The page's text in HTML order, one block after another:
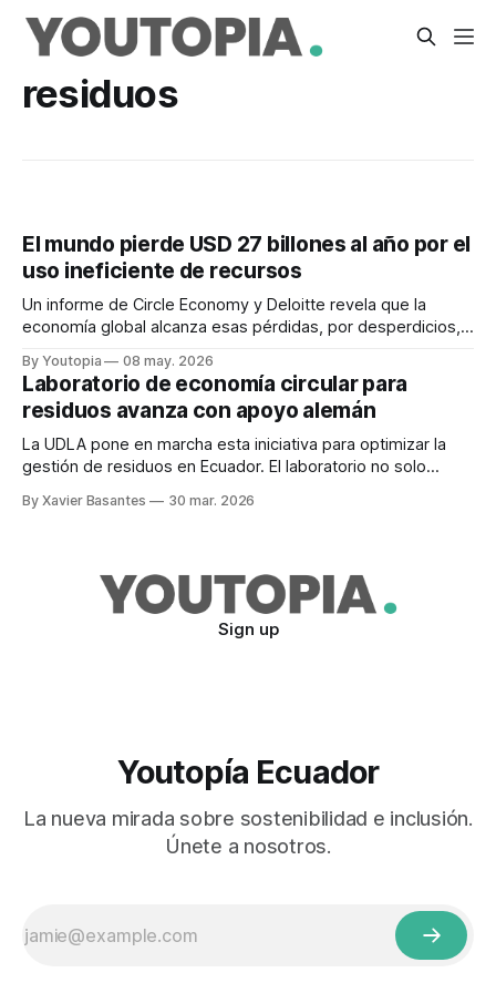
residuos
El mundo pierde USD 27 billones al año por el
uso ineficiente de recursos
Un informe de Circle Economy y Deloitte revela que la
economía global alcanza esas pérdidas, por desperdicios,
By Youtopia 08 may. 2026
Laboratorio de economía circular para
residuos avanza con apoyo alemán
La UDLA pone en marcha esta iniciativa para optimizar la
gestión de residuos en Ecuador. El laboratorio no solo
usos.
By Xavier Basantes 30 mar. 2026
Sign up
Youtopía Ecuador
La nueva mirada sobre sostenibilidad e inclusión.
Únete a nosotros.